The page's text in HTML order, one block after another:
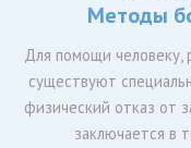
Методы
Для помощи человеку,
существуют
физический отказ от
заключается в